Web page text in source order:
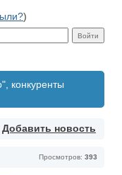
)
конкуренты
Добавить новость
Просмотров: 393